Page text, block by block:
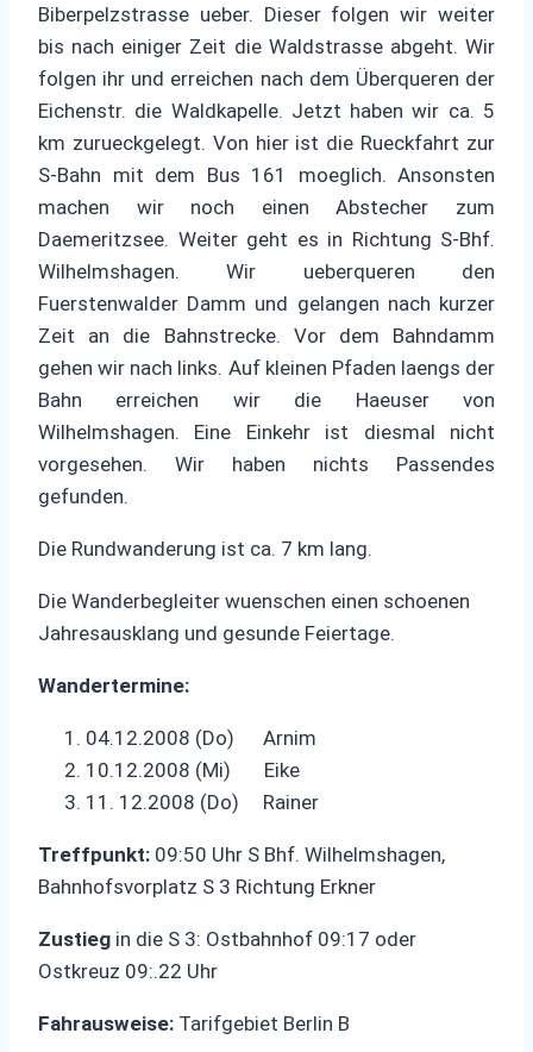
Biberpelzstrasse ueber. Dieser folgen wir weiter
bis nach einiger Zeit die Waldstrasse abgeht. Wir
folgen ihr und erreichen nach dem Überqueren der
Eichenstr. die Waldkapelle. Jetzt haben wir ca. 5
km zurueckgelegt. Von hier ist die Rueckfahrt zur
S-Bahn mit dem Bus 161 moeglich. Ansonsten
machen wir noch einen Abstecher zum
Daemeritzsee. Weiter geht es in Richtung S-Bhf.
Wilhelmshagen. Wir ueberqueren den
Fuerstenwalder Damm und gelangen nach kurzer
Zeit an die Bahnstrecke. Vor dem Bahndamm
gehen wir nach links. Auf kleinen Pfaden laengs der
Bahn erreichen wir die Haeuser von
Wilhelmshagen. Eine Einkehr ist diesmal nicht
vorgesehen. Wir haben nichts Passendes
gefunden.
Die Rundwanderung ist ca. 7 km lang.
Die Wanderbegleiter wuenschen einen schoenen
Jahresausklang und gesunde Feiertage.
Wandertermine:
04.12.2008 (Do) Arnim
10.12.2008 (Mi) Eike
11. 12.2008 (Do) Rainer
Treffpunkt: 09:50 Uhr S Bhf. Wilhelmshagen,
Bahnhofsvorplatz S 3 Richtung Erkner
Zustieg in die S 3: Ostbahnhof 09:17 oder
Ostkreuz 09:.22 Uhr
Fahrausweise: Tarifgebiet Berlin B